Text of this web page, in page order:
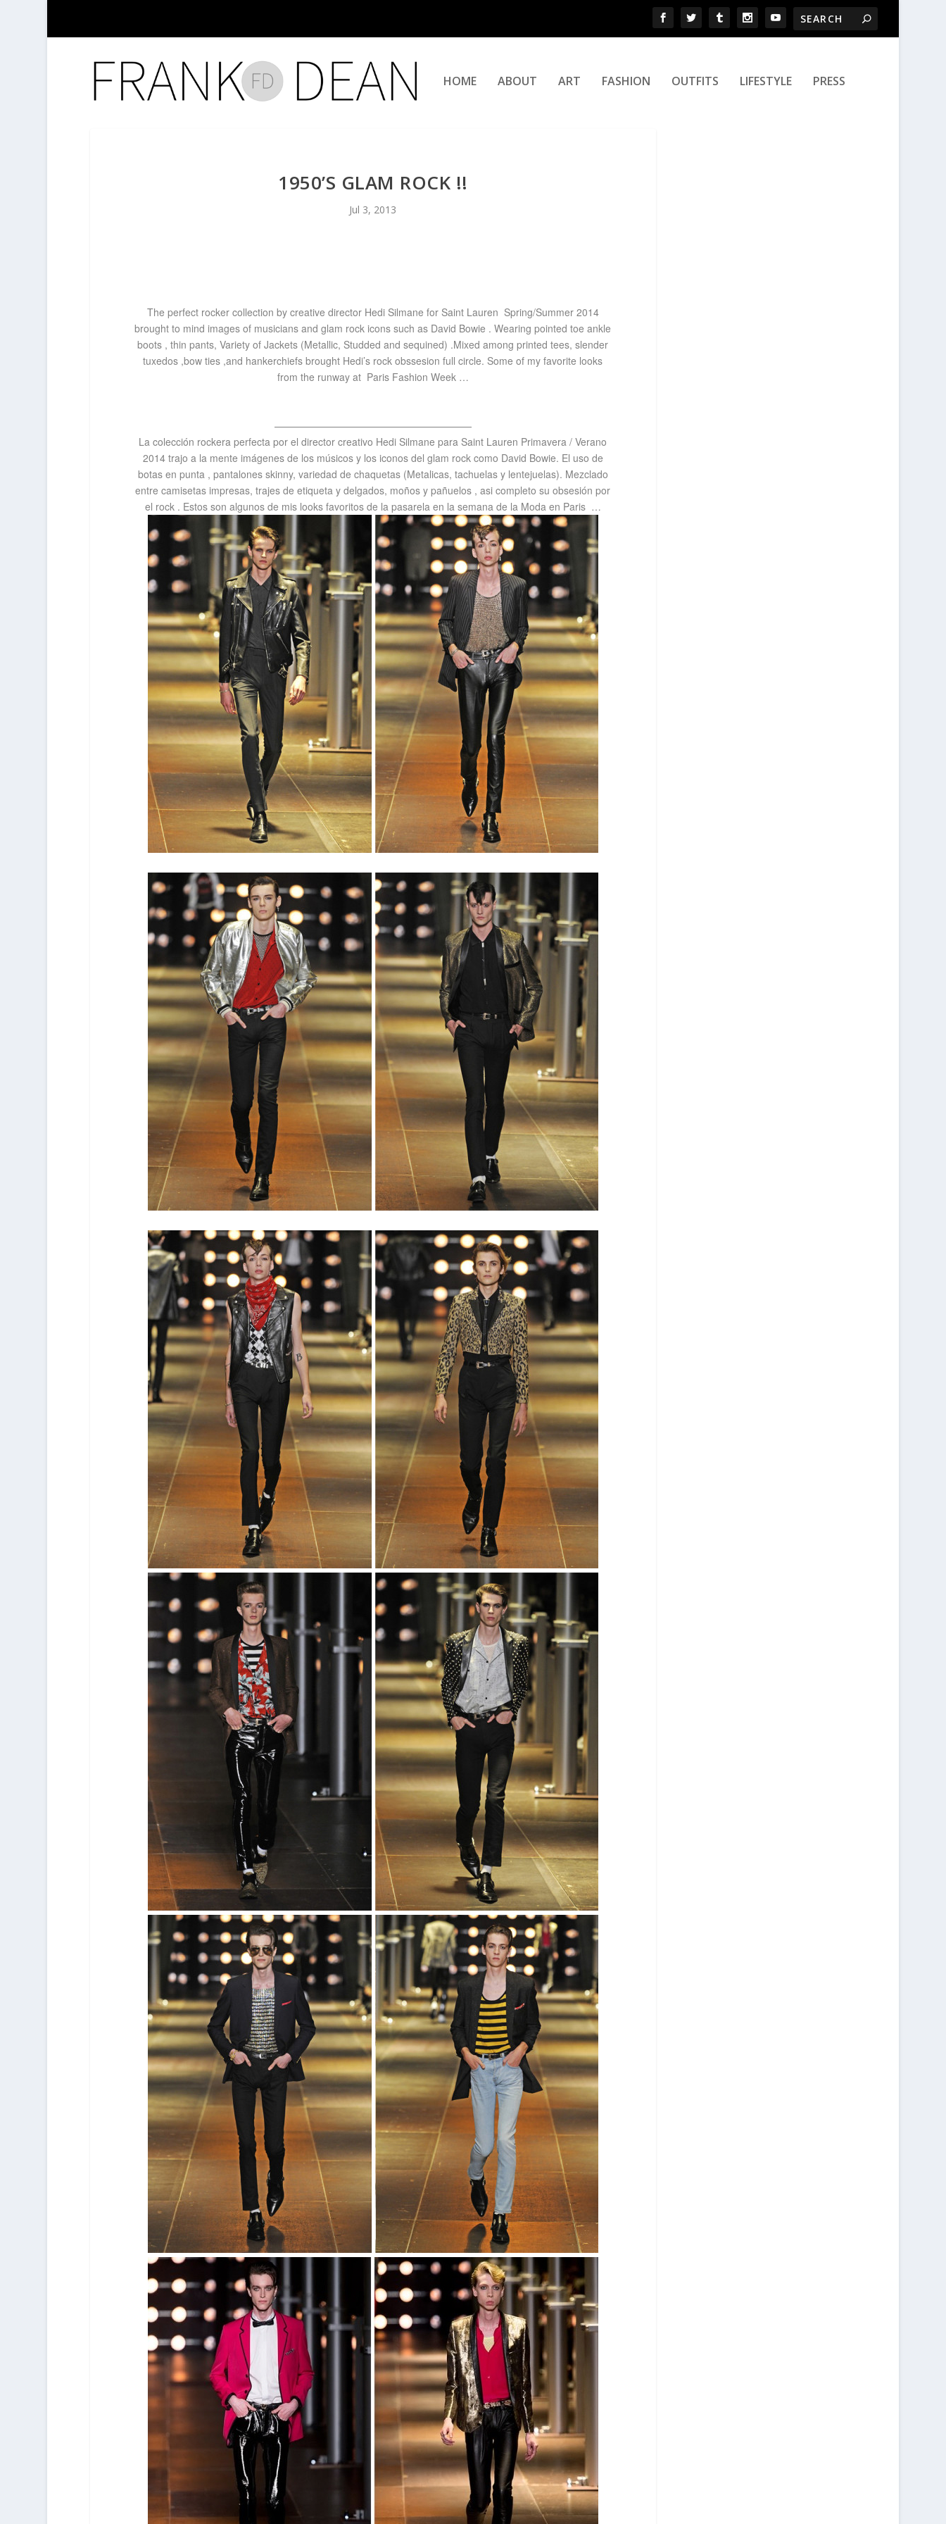
HOME ABOUT ART FASHION OUTFITS LIFESTYLE PRESS
1950’S GLAM ROCK !!
Jul 3, 2013
The perfect rocker collection by creative director Hedi Silmane for Saint Lauren Spring/Summer 2014
brought to mind images of musicians and glam rock icons such as David Bowie . Wearing pointed toe ankle
boots , thin pants, Variety of Jackets (Metallic, Studded and sequined) .Mixed among printed tees, slender
tuxedos ,bow ties ,and hankerchiefs brought Hedi’s rock obssesion full circle. Some of my favorite looks
from the runway at Paris Fashion Week …
————————————————————
La colección rockera perfecta por el director creativo Hedi Silmane para Saint Lauren Primavera / Verano
2014 trajo a la mente imágenes de los músicos y los iconos del glam rock como David Bowie. El uso de
botas en punta , pantalones skinny, variedad de chaquetas (Metalicas, tachuelas y lentejuelas). Mezclado
entre camisetas impresas, trajes de etiqueta y delgados, moños y pañuelos , asi completo su obsesión por
el rock . Estos son algunos de mis looks favoritos de la pasarela en la semana de la Moda en Paris …